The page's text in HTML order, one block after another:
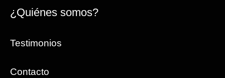
¿Quiénes somos?
Testimonios
Contacto